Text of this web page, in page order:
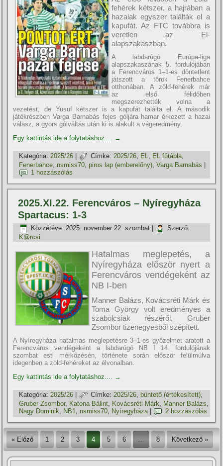
fehérek kétszer, a hajrában a
hazaiak egyszer találták el a
kapufát. Az FTC továbbra is
veretlen az El-
alapszakaszban.
A labdarúgó Európa-liga
alapszakaszának 5. fordulójában
a Ferencváros 1–1-es döntetlent
játszott a török Fenerbahce
otthonában. A zöld-fehérek már
az első félidőben
megszerezhették volna a
vezetést, de Yusuf kétszer is a kapufát találta el. A második
játékrészben Varga Barnabás fejes góljára hamar érkezett a hazai
válasz, a gyors gólváltás után ki is alakult a végeredmény.
Egy kattintás ide a folytatáshoz....
→
Kategória: 2025/26 | Címke: 2025/26, EL, EL főtábla,
Fenerbahce nsmiss70 ,piros lap (emberelőny) ,Varga Barnabás |
1 hozzászólás
2025.XI.22. Ferencváros – Nyíregyháza
Spartacus: 1-3
Közzétéve: 2025. november 22. szombat
Szerző:
K@rcsi
Hatalmas meglepetés, a
Nyíregyháza először nyert a
Ferencváros vendégeként az
NB I-ben
Manner Balázs, Kovácsréti Márk és
Toma György volt eredményes a
szabolcsiak részéről, Gruber
Zsombor tizenegyesből szépített.
A Nyíregyháza hatalmas meglepetésre 3–1-es győzelmet aratott a
Ferencváros vendégeként a labdarúgó NB I 14. fordulójának
szombat esti mérkőzésén, története során először felülmúlva
idegenben a zöld-fehéreket az élvonalban.
Egy kattintás ide a folytatáshoz....
→
Kategória: 2025/26 | Címke: 2025/26, büntető (értékesí­tett),
Gruber Zsombor, Katona Bálint Kovácsréti Márk Manner Balázs
Nagy Dominik, NB1, nsmiss70, Nyí­regyháza| 2 hozzászólás
« Előző 1 2 3 4 5 6 8 Következő »